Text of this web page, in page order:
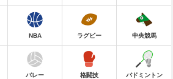
NBA ラグビー 中央競馬
バレー 格闘技 バドミントン